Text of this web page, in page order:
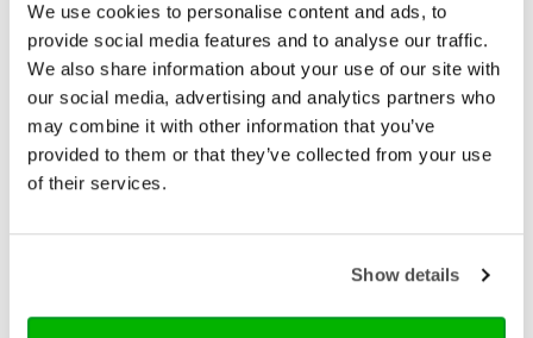
We use cookies to personalise content and ads, to
provide social media features and to analyse our traffic.
We also share information about your use of our site with
our social media, advertising and analytics partners who
may combine it with other information that you’ve
provided to them or that they’ve collected from your use
of their services.
Show details
Ark Media
Kerst doeboek
ineens moeder wordt. Lees over de tijd waarin zij en
eigen brood, of maak je eigen draad van